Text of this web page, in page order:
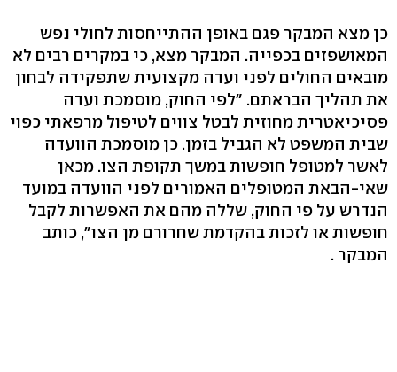
כן מצא המבקר פגם באופן ההתייחסות לחולי נפש
המאושפזים בכפייה. המבקר מצא, כי במקרים רבים לא
מובאים החולים לפני ועדה מקצועית שתפקידה לבחון
את תהליך הבראתם. "לפי החוק, מוסמכת ועדה
פסיכיאטרית מחוזית לבטל צווים לטיפול מרפאתי כפוי
שבית המשפט לא הגביל בזמן. כן מוסמכת הוועדה
לאשר למטופל חופשות במשך תקופת הצו. מכאן
שאי-הבאת המטופלים האמורים לפני הוועדה במועד
הנדרש על פי החוק, שללה מהם את האפשרות לקבל
חופשות או לזכות בהקדמת שחרורם מן הצו", כותב
המבקר .